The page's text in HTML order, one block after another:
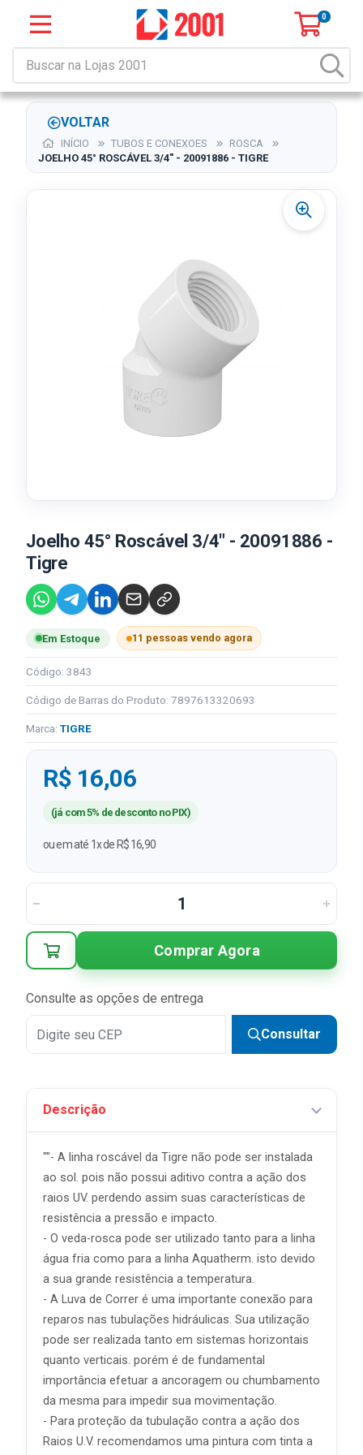
0
VOLTAR
INÍCIO TUBOS E CONEXOES
ROSCA
JOELHO 45° ROSCÁVEL 3/4" - 20091886 - TIGRE
Joelho 45° Roscável 3/4" - 20091886 -
Tigre
Em Estoque 11 pessoas vendo agora
Código: 3843
Código de Barras do Produto: 7897613320693
Marca: TIGRE
R$ 16,06
(já com 5% de desconto no PIX)
ou em até 1x de R$ 16,90
Comprar Agora
Consulte as opções de entrega
Consultar
Descrição
""- A linha roscável da Tigre não pode ser instalada
ao sol. pois não possui aditivo contra a ação dos
raios UV. perdendo assim suas características de
resistência a pressão e impacto.
- O veda-rosca pode ser utilizado tanto para a linha
água fria como para a linha Aquatherm. isto devido
a sua grande resistência a temperatura.
- A Luva de Correr é uma importante conexão para
reparos nas tubulações hidráulicas. Sua utilização
pode ser realizada tanto em sistemas horizontais
quanto verticais. porém é de fundamental
importância efetuar a ancoragem ou chumbamento
da mesma para impedir sua movimentação.
- Para proteção da tubulação contra a ação dos
Raios U.V. recomendamos uma pintura com tinta a